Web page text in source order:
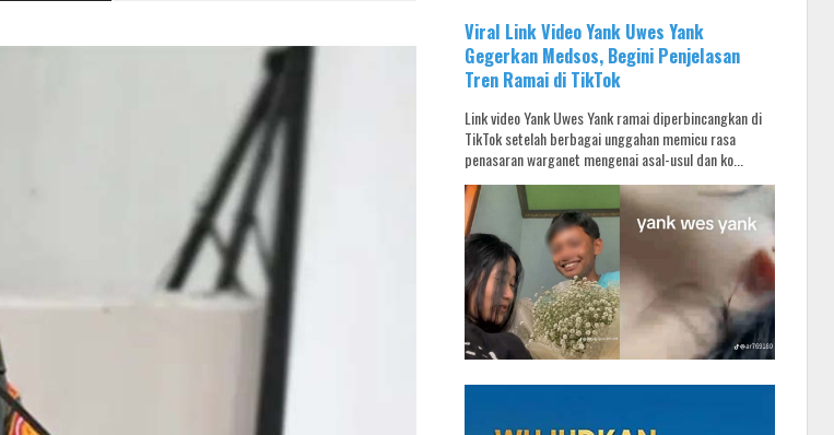
Viral Link Video Yank Uwes Yank
Gegerkan Medsos, Begini Penjelasan
Tren Ramai di TikTok
Link video Yank Uwes Yank ramai diperbincangkan di
TikTok setelah berbagai unggahan memicu rasa
penasaran warganet mengenai asal-usul dan ko...